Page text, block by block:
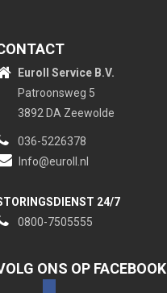
Euroll Service B.V.
Patroonsweg 5
3892 DA Zeewolde
036-5226378
Info@euroll.nl
24/7
0800-7505555
ONS OP FACEBOOK